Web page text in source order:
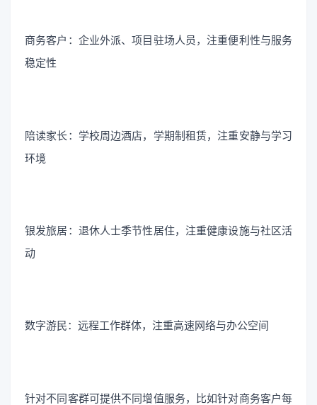
商务客户：企业外派、项目驻场人员，注重便利性与服务
稳定性
陪读家长：学校周边酒店，学期制租赁，注重安静与学习
环境
银发旅居：退休人士季节性居住，注重健康设施与社区活
动
数字游民：远程工作群体，注重高速网络与办公空间
针对不同客群可提供不同增值服务，比如针对商务客户每